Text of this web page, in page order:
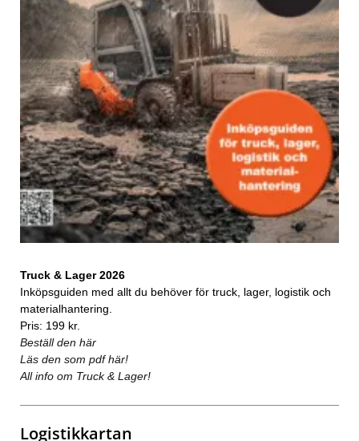
Truck & Lager 2026
Inköpsguiden med allt du behöver för truck, lager, logistik och
materialhantering.
Pris: 199 kr.
Beställ den här
Läs den som pdf här!
All info om Truck & Lager!
Logistikkartan